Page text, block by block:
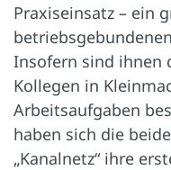
Praxiseinsatz – ein
Insofern sind ihnen
Kollegen in
Arbeitsaufgaben
haben sich die
„Kanalnetz“ ihre